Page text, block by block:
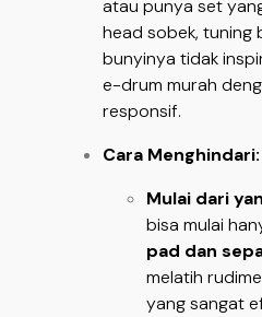
atau punya set
head sobek, tuning
bunyinya tidak
e-drum murah
responsif.
Cara Menghindari:
Mulai dari
bisa mulai
pad dan
melatih
yang sangat